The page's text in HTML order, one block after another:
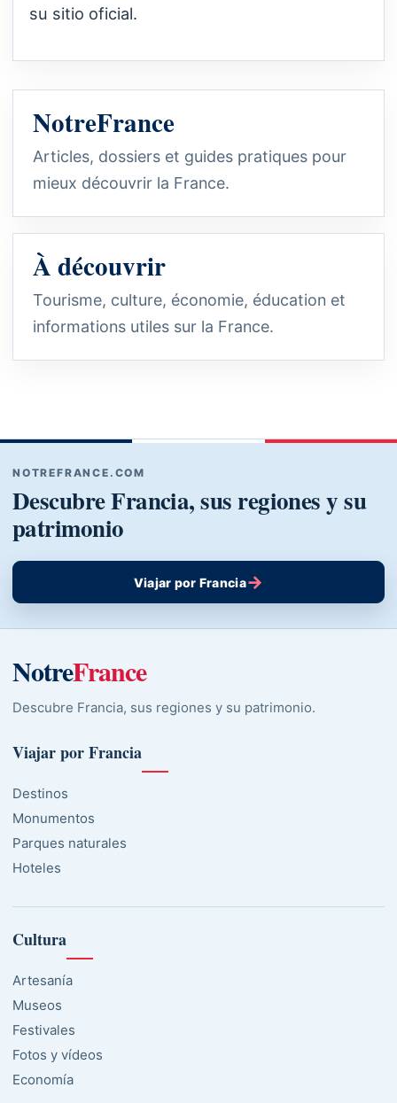
su sitio oficial.
NotreFrance
Articles, dossiers et guides pratiques pour
mieux découvrir la France.
À découvrir
Tourisme, culture, économie, éducation et
informations utiles sur la France.
NOTREFRANCE.COM
Descubre Francia, sus regiones y su
patrimonio
Viajar por Francia→
NotreFrance
Descubre Francia, sus regiones y su patrimonio.
Viajar por Francia
Destinos
Monumentos
Parques naturales
Hoteles
Cultura
Artesanía
Museos
Festivales
Fotos y vídeos
Economía